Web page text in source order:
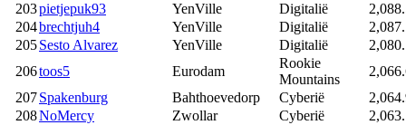
203pietjepuk93 YenVille Digitalië
204brechtjuh4 YenVille Digitalië
205Sesto Alvarez YenVille Digitalië
206toos5 Eurodam
Rookie
Mountains
207Spakenburg Bahthoevedorp Cyberië
208NoMercy Zwollar Cyberië